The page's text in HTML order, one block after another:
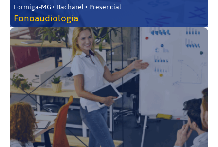
Formiga-MG • Bacharel • Presencial
Fonoaudiologia